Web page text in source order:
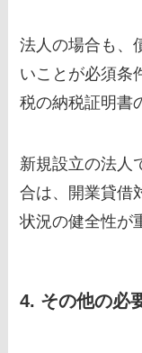
法人の場合も、
いことが必須条
税の納税証明書
新規設立の法人
合は、開業貸借
状況の健全性が
4. その他の必